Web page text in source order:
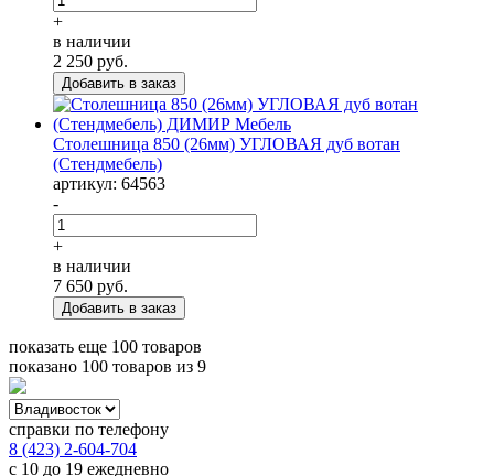
+
в наличии
2 250 руб.
Столешница 850 (26мм) УГЛОВАЯ дуб вотан
(Стендмебель)
артикул: 64563
-
+
в наличии
7 650 руб.
показать еще 100 товаров
показано 100 товаров из 9
справки по телефону
8 (423) 2-604-704
с 10 до 19 ежедневно